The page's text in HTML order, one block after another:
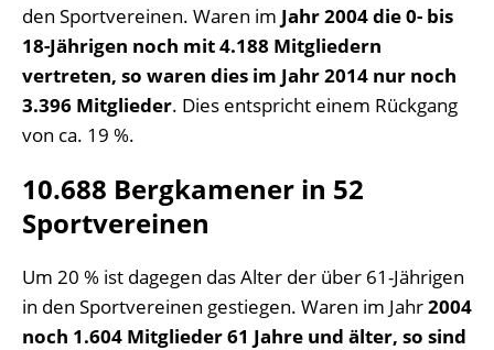
den Sportvereinen. Waren im Jahr 2004 die 0- bis
18-Jährigen noch mit 4.188 Mitgliedern
vertreten, so waren dies im Jahr 2014 nur noch
3.396 Mitglieder. Dies entspricht einem Rückgang
von ca. 19 %.
10.688 Bergkamener in 52
Sportvereinen
Um 20 % ist dagegen das Alter der über 61-Jährigen
in den Sportvereinen gestiegen. Waren im Jahr2004
noch 1.604 Mitglieder 61 Jahre und älter, so sind